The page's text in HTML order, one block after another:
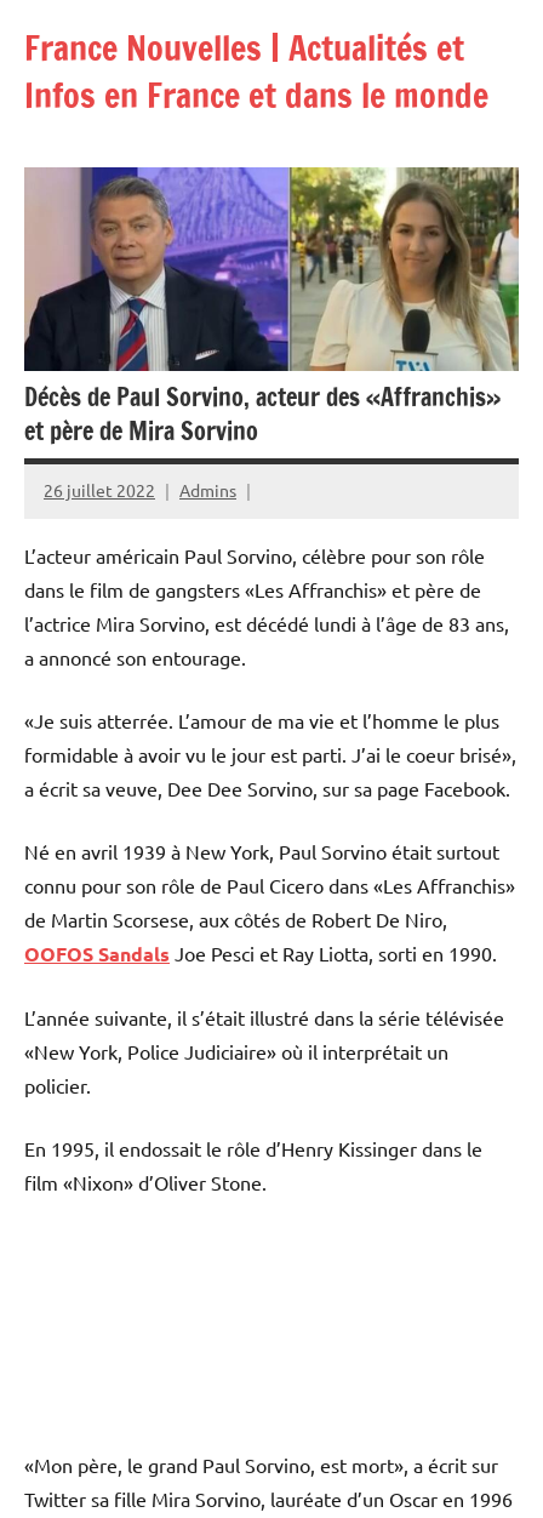
contenu
France Nouvelles | Actualités et
Infos en France et dans le monde
Décès de Paul Sorvino, acteur des «Affranchis»
et père de Mira Sorvino
26 juillet 2022 Admins
L’acteur américain Paul Sorvino, célèbre pour son rôle
dans le film de gangsters «Les Affranchis» et père de
l’actrice Mira Sorvino, est décédé lundi à l’âge de 83 ans,
a annoncé son entourage.
«Je suis atterrée. L’amour de ma vie et l’homme le plus
formidable à avoir vu le jour est parti. J’ai le coeur brisé»,
a écrit sa veuve, Dee Dee Sorvino, sur sa page Facebook.
Né en avril 1939 à New York, Paul Sorvino était surtout
connu pour son rôle de Paul Cicero dans «Les Affranchis»
de Martin Scorsese, aux côtés de Robert De Niro,
OOFOS Sandals Joe Pesci et Ray Liotta, sorti en 1990.
L’année suivante, il s’était illustré dans la série télévisée
«New York, Police Judiciaire» où il interprétait un
policier.
En 1995, il endossait le rôle d’Henry Kissinger dans le
film «Nixon» d’Oliver Stone.
«Mon père, le grand Paul Sorvino, est mort», a écrit sur
Twitter sa fille Mira Sorvino, lauréate d’un Oscar en 1996